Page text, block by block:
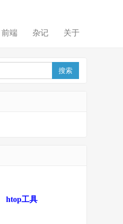
前端 杂记 关于
htop工具